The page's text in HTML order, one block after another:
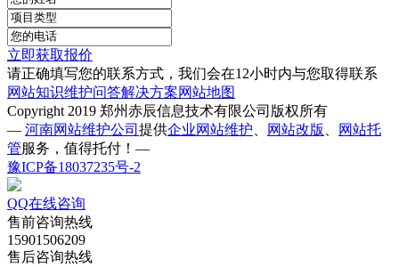
立即获取报价
请正确填写您的联系方式，我们会在12小时内与您取得联系
网站知识维护问答解决方案网站地图
Copyright 2019 郑州赤辰信息技术有限公司版权所有
— 河南网站维护公司 提供企业网站维护 网站改版
网站托
管服务，值得托付！—
豫ICP备18037235号-2
QQ在线咨询
售前咨询热线
15901506209
售后咨询热线